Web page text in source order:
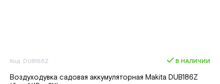
Код: DUB186Z В НАЛИЧИИ
Воздуходувка садовая аккумуляторная Makita DUB186Z